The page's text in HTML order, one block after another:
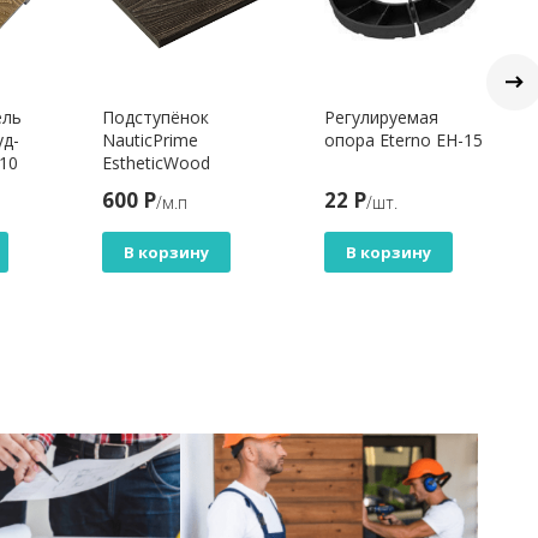
Подступёнок
NauticPrime
EstheticWood
600 Р/м.п
В корзину
Регулируемая
опора Eterno ЕН-15
22 Р/шт.
В корзину